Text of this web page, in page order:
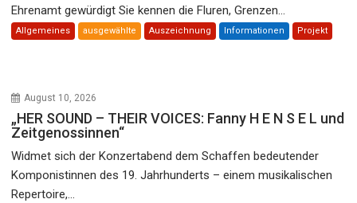
Ehrenamt gewürdigt Sie kennen die Fluren, Grenzen...
Allgemeines ausgewählte Auszeichnung Informationen Projekt
August 10, 2026
„HER SOUND – THEIR VOICES: Fanny H E N S E L und
Zeitgenossinnen“
Widmet sich der Konzertabend dem Schaffen bedeutender
Komponistinnen des 19. Jahrhunderts – einem musikalischen
Repertoire,...